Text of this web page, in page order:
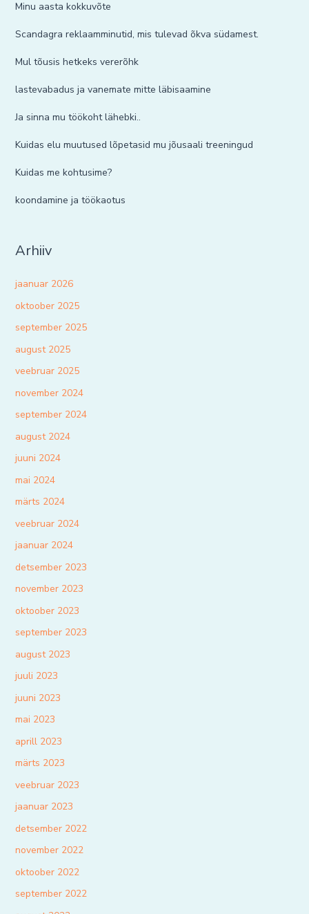
Minu aasta kokkuvõte
Scandagra reklaamminutid, mis tulevad õkva südamest.
Mul tõusis hetkeks vererõhk
lastevabadus ja vanemate mitte läbisaamine
Ja sinna mu töökoht lähebki..
Kuidas elu muutused lõpetasid mu jõusaali treeningud
Kuidas me kohtusime?
koondamine ja töökaotus
Arhiiv
jaanuar 2026
oktoober 2025
september 2025
august 2025
veebruar 2025
november 2024
september 2024
august 2024
juuni 2024
mai 2024
märts 2024
veebruar 2024
jaanuar 2024
detsember 2023
november 2023
oktoober 2023
september 2023
august 2023
juuli 2023
juuni 2023
mai 2023
aprill 2023
märts 2023
veebruar 2023
jaanuar 2023
detsember 2022
november 2022
oktoober 2022
september 2022